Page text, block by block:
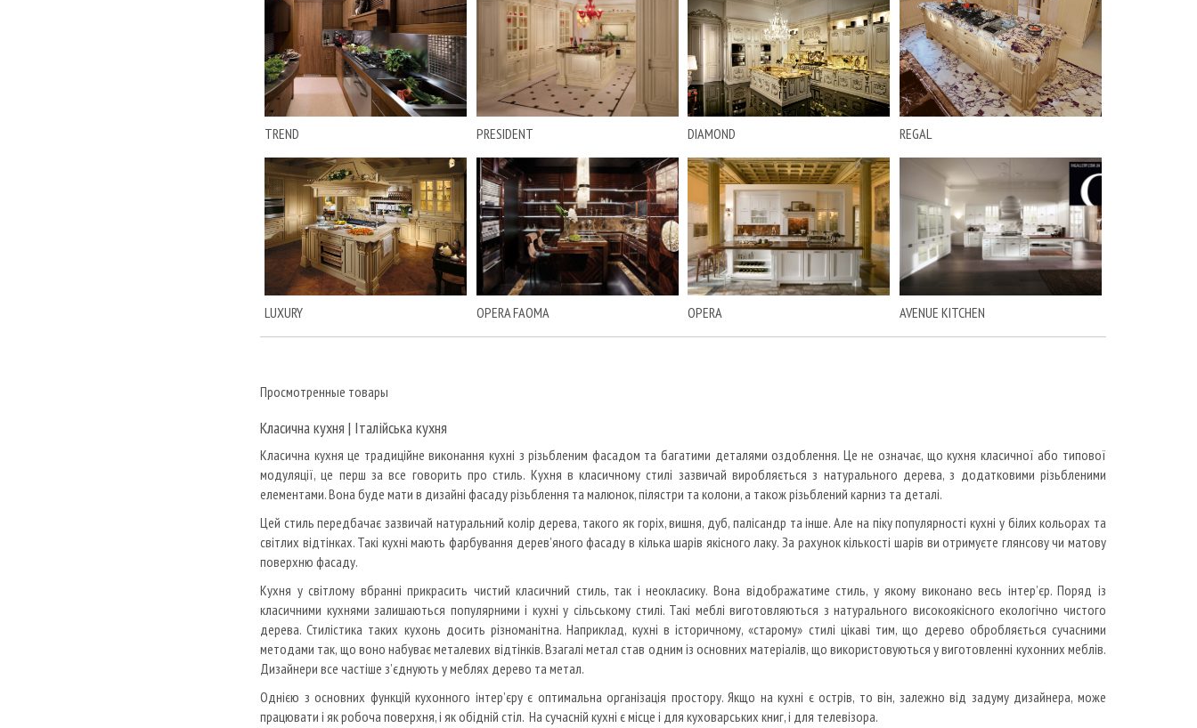
TREND PRESIDENT DIAMOND REGAL
LUXURY OPERA FAOMA OPERA AVENUE KITCHEN
Просмотренные товары
Класична кухня | Італійська кухня
Класична кухня це традиційне виконання кухні з різьбленим фасадом та багатими деталями оздоблення. Це не означає, що кухня класичної або типової
модуляції, це перш за все говорить про стиль. Кухня в класичному стилі зазвичай виробляється з натурального дерева, з додатковими різьбленими
елементами. Вона буде мати в дизайні фасаду різьблення та малюнок, пілястри та колони, а також різьблений карниз та деталі.
Цей стиль передбачає зазвичай натуральний колір дерева, такого як горіх, вишня, дуб, палісандр та інше. Але на піку популярності кухні у білих кольорах та
світлих відтінках. Такі кухні мають фарбування дерев’яного фасаду в кілька шарів якісного лаку. За рахунок кількості шарів ви отримуєте глянсову чи матову
поверхню фасаду.
Кухня у світлому вбранні прикрасить чистий класичний стиль, так і неокласику. Вона відображатиме стиль, у якому виконано весь інтер’єр. Поряд із
класичними кухнями залишаються популярними і кухні у сільському стилі. Такі меблі виготовляються з натурального високоякісного екологічно чистого
дерева. Стилістика таких кухонь досить різноманітна. Наприклад, кухні в історичному, «старому» стилі цікаві тим, що дерево обробляється сучасними
методами так, що воно набуває металевих відтінків. Взагалі метал став одним із основних матеріалів, що використовуються у виготовленні кухонних меблів.
Дизайнери все частіше з’єднують у меблях дерево та метал.
Однією з основних функцій кухонного інтер’єру є оптимальна організація простору. Якщо на кухні є острів, то він, залежно від задуму дизайнера, може
працювати і як робоча поверхня, і як обідній стіл. На сучасній кухні є місце і для куховарських книг, і для телевізора.